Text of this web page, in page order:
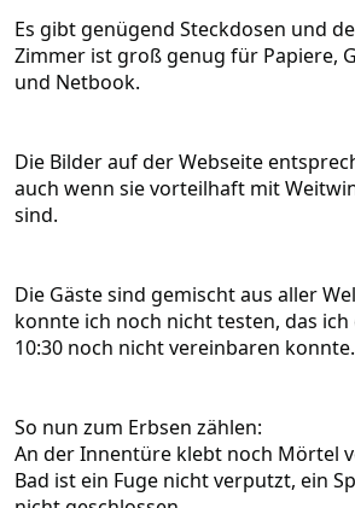
Es gibt genügend Steckdosen und
Zimmer ist groß genug für Papiere,
und Netbook.
Die Bilder auf der Webseite
auch wenn sie vorteilhaft mit
sind.
Die Gäste sind gemischt aus aller
konnte ich noch nicht testen, das
10:30 noch nicht vereinbaren konnte.
So nun zum Erbsen zählen:
An der Innentüre klebt noch Mörtel
Bad ist ein Fuge nicht verputzt, ein